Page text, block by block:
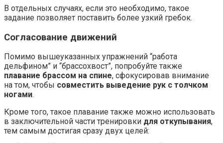
В отдельных случаях, если это необходимо, такое
задание позволяет поставить более узкий гребок.
Согласование движений
Помимо вышеуказанных упражнений “работа
дельфином” и “брассохвост”, попробуйте также
плавание брассом на спине, сфокусировав внимание
на том, чтобы совместить выведение рук с толчком
ногами.
Кроме того, такое плавание также можно использовать
в заключительной части тренировки для откупывания,
тем самым достигая сразу двух целей: